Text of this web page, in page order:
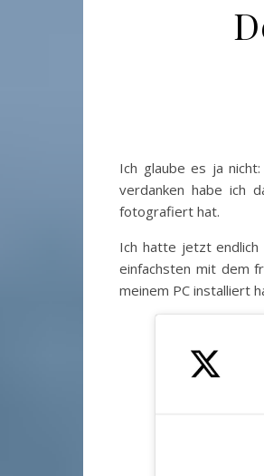
Ich glaube es ja
verdanken habe ich
fotografiert hat.
Ich hatte jetzt endlich
einfachsten mit dem
meinem PC installiert